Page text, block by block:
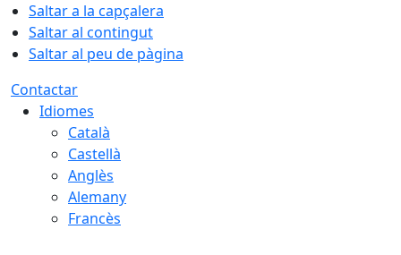
Saltar a la capçalera
Saltar al contingut
Saltar al peu de pàgina
Contactar
Idiomes
Català
Castellà
Anglès
Alemany
Francès